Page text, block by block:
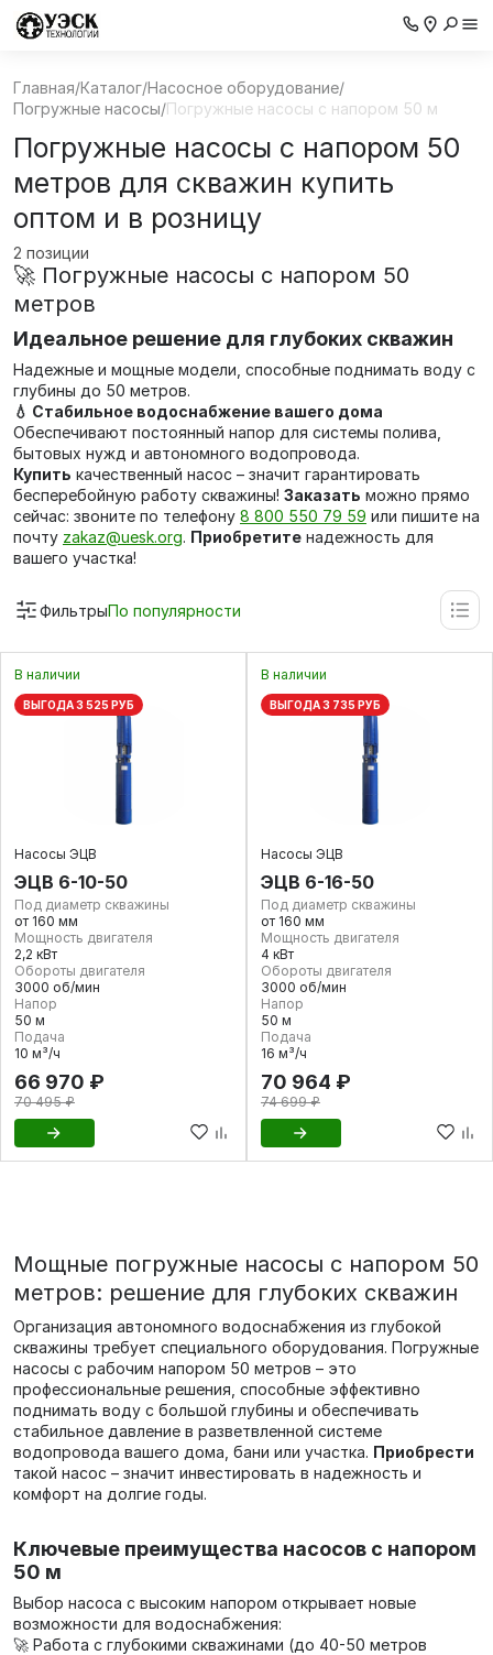
Главная/Каталог/Насосное оборудование/
Погружные насосы/Погружные насосы с напором 50 м
Погружные насосы с напором 50
метров для скважин купить
оптом и в розницу
2 позиции
🚀 Погружные насосы с напором 50
метров
Идеальное решение для глубоких скважин
Надежные и мощные модели, способные поднимать воду с
глубины до 50 метров.
💧 Стабильное водоснабжение вашего дома
Обеспечивают постоянный напор для системы полива,
бытовых нужд и автономного водопровода.
Купить качественный насос – значит гарантировать
бесперебойную работу скважины! Заказать можно прямо
сейчас: звоните по телефону 8 800 550 79 59 или пишите на
почту zakaz@uesk.org. Приобретите надежность для
вашего участка!
ФильтрыПо популярности
В наличии
ВЫГОДА 3 525 РУБ
Насосы ЭЦВ
ЭЦВ 6-10-50
Под диаметр скважины
от 160 мм
Мощность двигателя
2,2 кВт
Обороты двигателя
3000 об/мин
Напор
50 м
Подача
10 м³/ч
66 970 ₽
70 495 ₽
В наличии
ВЫГОДА 3 735 РУБ
Насосы ЭЦВ
ЭЦВ 6-16-50
Под диаметр скважины
от 160 мм
Мощность двигателя
4 кВт
Обороты двигателя
3000 об/мин
Напор
50 м
Подача
16 м³/ч
70 964 ₽
74 699 ₽
Мощные погружные насосы с напором 50
метров: решение для глубоких скважин
Организация автономного водоснабжения из глубокой
скважины требует специального оборудования. Погружные
насосы с рабочим напором 50 метров – это
профессиональные решения, способные эффективно
поднимать воду с большой глубины и обеспечивать
стабильное давление в разветвленной системе
водопровода вашего дома, бани или участка. Приобрести
такой насос – значит инвестировать в надежность и
комфорт на долгие годы.
Ключевые преимущества насосов с напором
50 м
Выбор насоса с высоким напором открывает новые
возможности для водоснабжения:
🚀 Работа с глубокими скважинами (до 40-50 метров